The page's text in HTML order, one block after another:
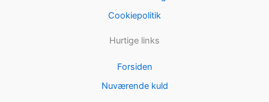
Cookiepolitik
Hurtige links
Forsiden
Nuværende kuld